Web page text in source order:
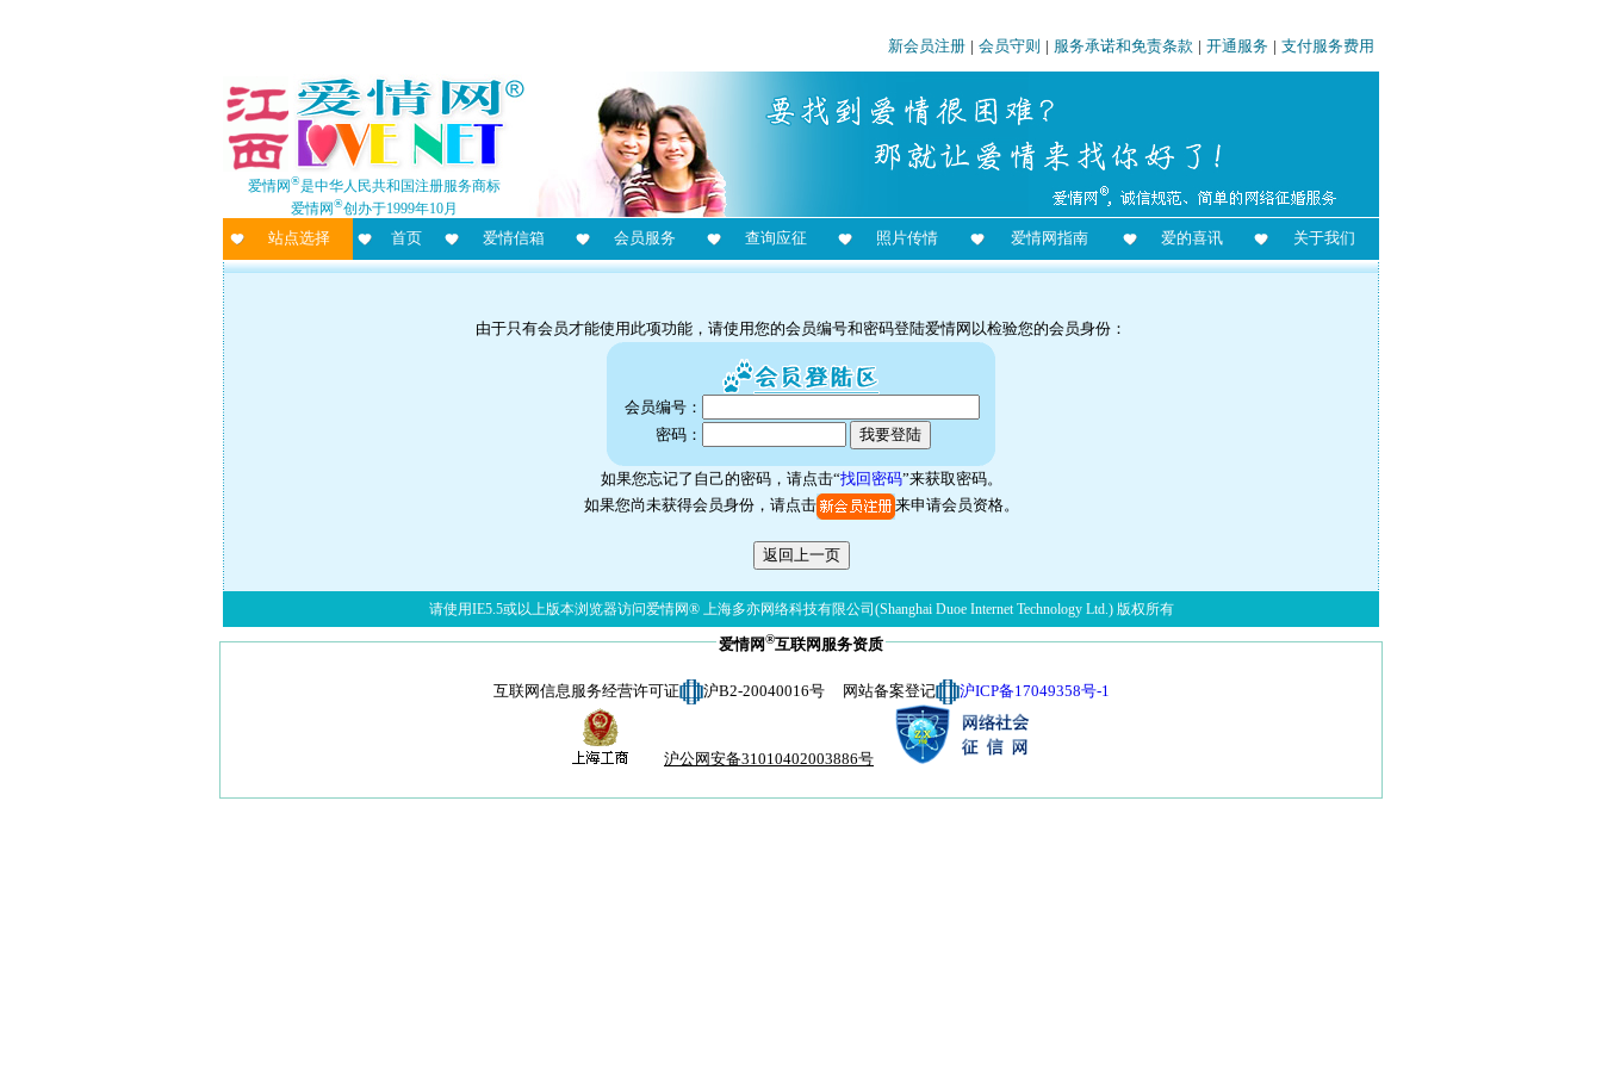
新会员注册 | 会员守则 | 服务承诺和免责条款 | 开通服务 | 支付服务费用
爱情网®是中华人民共和国注册服务商标
爱情网®创办于1999年10月
站点选择 首页 爱情信箱 会员服务 查询应征 照片传情 爱情网指南 爱的喜讯 关于我们
由于只有会员才能使用此项功能，请使用您的会员编号和密码登陆爱情网以检验您的会员身份：
会员编号：
密码：
如果您忘记了自己的密码，请点击“找回密码”来获取密码。
如果您尚未获得会员身份，请点击
来申请会员资格。
请使用IE5.5或以上版本浏览器访问爱情网® 上海多亦网络科技有限公司(Shanghai Duoe Internet Technology Ltd.) 版权所有
爱情网®互联网服务资质
互联网信息服务经营许可证 沪B2-20040016号 网站备案登记 沪ICP备17049358号-1
沪公网安备31010402003886号